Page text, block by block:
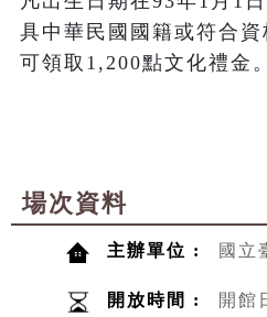
具中華民國國籍或符合
場次資料
主辦單位 : 國立
開放時間 : 開館